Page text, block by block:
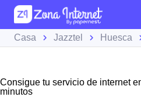
Casa Jazztel Huesca
Consigue tu servicio de internet
minutos